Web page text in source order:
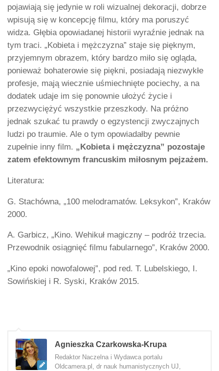
pojawiają się jedynie w roli wizualnej dekoracji, dobrze
wpisują się w koncepcję filmu, który ma poruszyć
widza. Głębia opowiadanej historii wyraźnie jednak na
tym traci. „Kobieta i mężczyzna” staje się pięknym,
przyjemnym obrazem, który bardzo miło się ogląda,
ponieważ bohaterowie się piękni, posiadają niezwykłe
profesje, mają wiecznie uśmiechnięte pociechy, a na
dodatek udaje im się ponownie ułożyć życie i
przezwyciężyć wszystkie przeszkody. Na próżno
jednak szukać tu prawdy o egzystencji zwyczajnych
ludzi po traumie. Ale o tym opowiadałby pewnie
zupełnie inny film. „Kobieta i mężczyzna” pozostaje
zatem efektownym francuskim miłosnym pejzażem.
Literatura:
G. Stachówna, „100 melodramatów. Leksykon”, Kraków
2000.
A. Garbicz, „Kino. Wehikuł magiczny – podróż trzecia.
Przewodnik osiągnięć filmu fabularnego”, Kraków 2000.
„Kino epoki nowofalowej”, pod red. T. Lubelskiego, I.
Sowińskiej i R. Syski, Kraków 2015.
Agnieszka Czarkowska-Krupa
Redaktor Naczelna i Wydawca portalu
Oldcamera.pl, dr nauk humanistycznych UJ,